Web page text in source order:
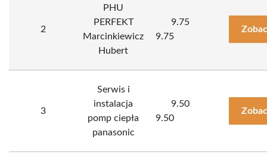
2
PHU
PERFEKT
Marcinkiewicz
Hubert
9.75
9.75
3
Serwis i
instalacja
pomp ciepła
panasonic
9.50
9.50